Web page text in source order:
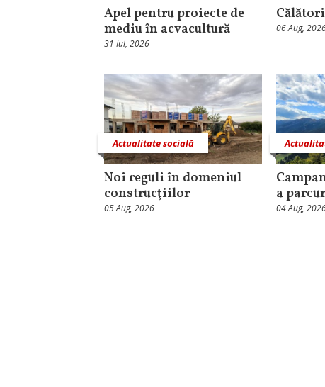
Apel pentru proiecte de
mediu în acvacultură
31 Iul, 2026
06 Aug,
Actualitate socială
Noi reguli în domeniul
construcţiilor
05 Aug, 2026
a
04 Aug,